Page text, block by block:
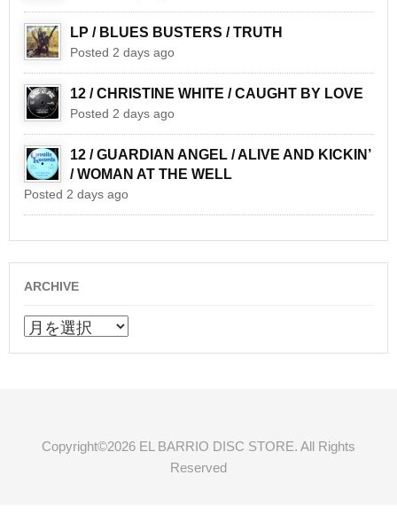
LP / BLUES BUSTERS / TRUTH
Posted 2 days ago
12 / CHRISTINE WHITE / CAUGHT BY LOVE
Posted 2 days ago
12 / GUARDIAN ANGEL / ALIVE AND KICKIN’
/ WOMAN AT THE WELL
Posted 2 days ago
ARCHIVE
ARCHIVE
Copyright©2026 EL BARRIO DISC STORE. All Rights
Reserved